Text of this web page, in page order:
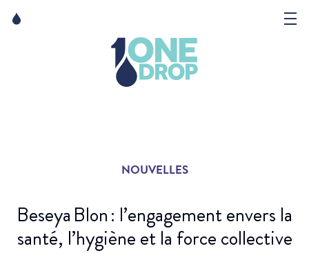
NOUVELLES
Beseya Blon : l’engagement envers la
santé, l’hygiène et la force collective